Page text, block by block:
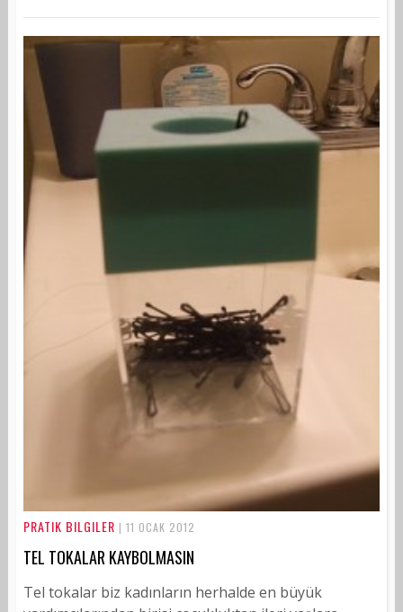
PRATIK BILGILER | 11 OCAK 2012
TEL TOKALAR KAYBOLMASIN
Tel tokalar biz kadınların herhalde en büyük